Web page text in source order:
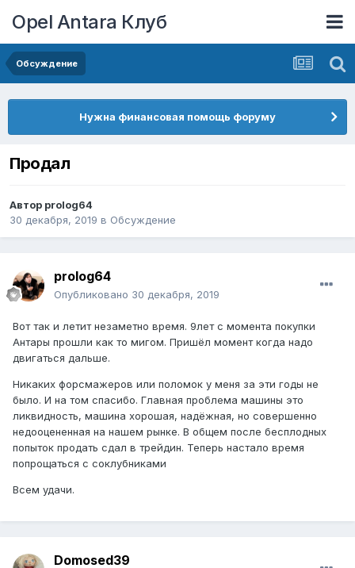
Opel Antara Клуб
Обсуждение
Нужна финансовая помощь форуму
Продал
Автор prolog64
30 декабря, 2019 в Обсуждение
prolog64
Опубликовано 30 декабря, 2019
Вот так и летит незаметно время. 9лет с момента покупки
Антары прошли как то мигом. Пришёл момент когда надо
двигаться дальше.
Никаких форсмажеров или поломок у меня за эти годы не
было. И на том спасибо. Главная проблема машины это
ликвидность, машина хорошая, надёжная, но совершенно
недооцененная на нашем рынке. В общем после бесплодных
попыток продать сдал в трейдин. Теперь настало время
попрощаться с соклубниками
Всем удачи.
Domosed39